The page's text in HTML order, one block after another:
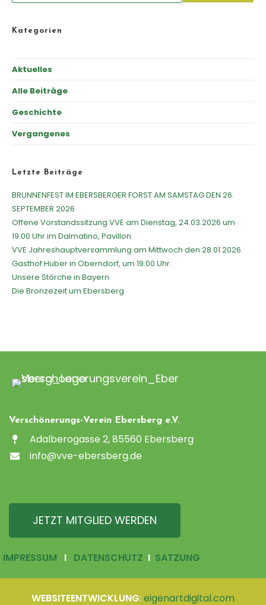
Kategorien
Aktuelles
Alle Beiträge
Geschichte
Vergangenes
Letzte Beiträge
BRUNNENFEST IM EBERSBERGER FORST AM SAMSTAG DEN 26.
SEPTEMBER 2026
Offene Vorstandssitzung VVE am Dienstag, 24.03.2026 um
19:00 Uhr im Dalmatino, Pavillon.
VVE Jahreshauptversammlung am Mittwoch den 28.01.2026.
Gasthof Huber in Oberndorf, um 19:00 Uhr.
Unsere Störche in Bayern
Die Bronzezeit um Ebersberg
Verschönerungs-Verein Ebersberg e.V.
Adalberogasse 2, 85560 Ebersberg
info@vve-ebersberg.de
JETZT MITGLIED WERDEN
IMPRESSUM I DATENSCHUTZ I SATZUNG
WEBSITEENTWICKLUNG: eigenartdigital.com